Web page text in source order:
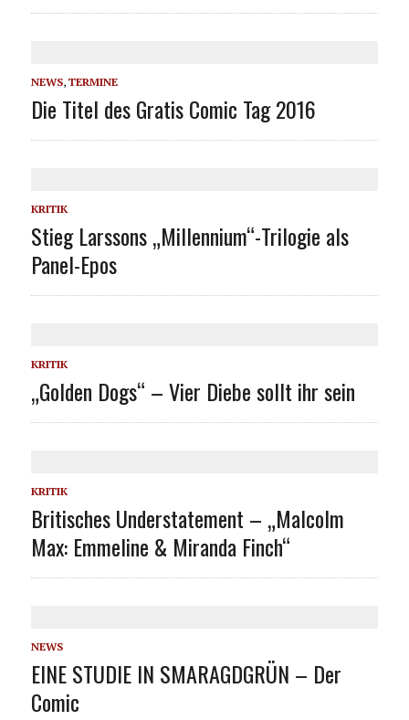
NEWS, TERMINE
Die Titel des Gratis Comic Tag 2016
KRITIK
Stieg Larssons „Millennium“-Trilogie als
Panel-Epos
KRITIK
„Golden Dogs“ – Vier Diebe sollt ihr sein
KRITIK
Britisches Understatement – „Malcolm
Max: Emmeline & Miranda Finch“
NEWS
EINE STUDIE IN SMARAGDGRÜN – Der
Comic